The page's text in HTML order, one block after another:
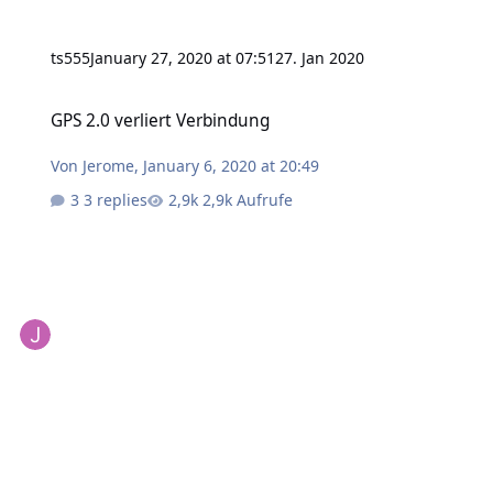
ts555January 27, 2020 at 07:5127. Jan 2020
GPS 2.0 verliert Verbindung
Von Jerome, January 6, 2020 at 20:49
3 replies
2,9k Aufrufe